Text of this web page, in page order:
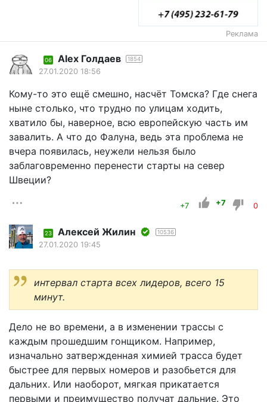
Реклама
06 Alex Голдаев 1854
27.01.2020 18:56
Кому-то это ещё смешно, насчёт Томска? Где снега
ныне столько, что трудно по улицам ходить,
хватило бы, наверное, всю европейскую часть им
завалить. А что до Фалуна, ведь эта проблема не
вчера появилась, неужели нельзя было
заблаговременно перенести старты на север
Швеции?
+7 +7 0
23 Алексей Жилин 10536
27.01.2020 19:45
интервал старта всех лидеров, всего 15
минут.
Дело не во времени, а в изменении трассы с
каждым прошедшим гонщиком. Например,
изначально затвержденная химией трасса будет
быстрее для первых номеров и разобьется для
дальних. Или наоборот, мягкая прикатается
первыми и преимущество получат дальние. Это